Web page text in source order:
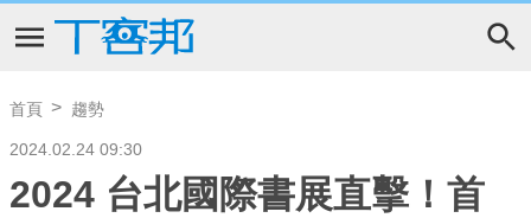
首頁 趨勢
2024.02.24 09:30
2024 台北國際書展直擊！首